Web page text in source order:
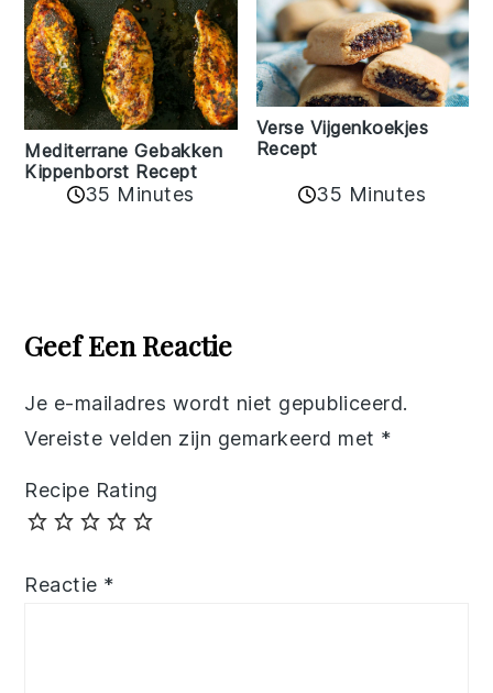
Mediterrane Gebakken
Kippenborst Recept
35 Minutes
Verse Vijgenkoekjes
Recept
35 Minutes
Interactions
Geef Een Reactie
Je e-mailadres wordt niet gepubliceerd.
Vereiste velden zijn gemarkeerd met *
Recipe Rating
Reactie *